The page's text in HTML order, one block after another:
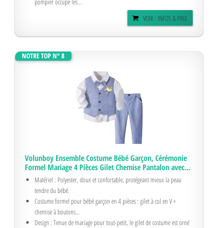
VOIR : INFOS & PRIX
NOTRE TOP N° 8
Volunboy Ensemble Costume Bébé Garçon, Cérémonie
Formel Mariage 4 Pièces Gilet Chemise Pantalon avec...
Matériel : Polyester, doux et confortable, protégeant mieux la peau
tendre du bébé.
Costume formel pour bébé garçon en 4 pièces : gilet à col en V +
chemise à boutons...
Design : Tenue de mariage pour tout-petit, le gilet de costume est orné